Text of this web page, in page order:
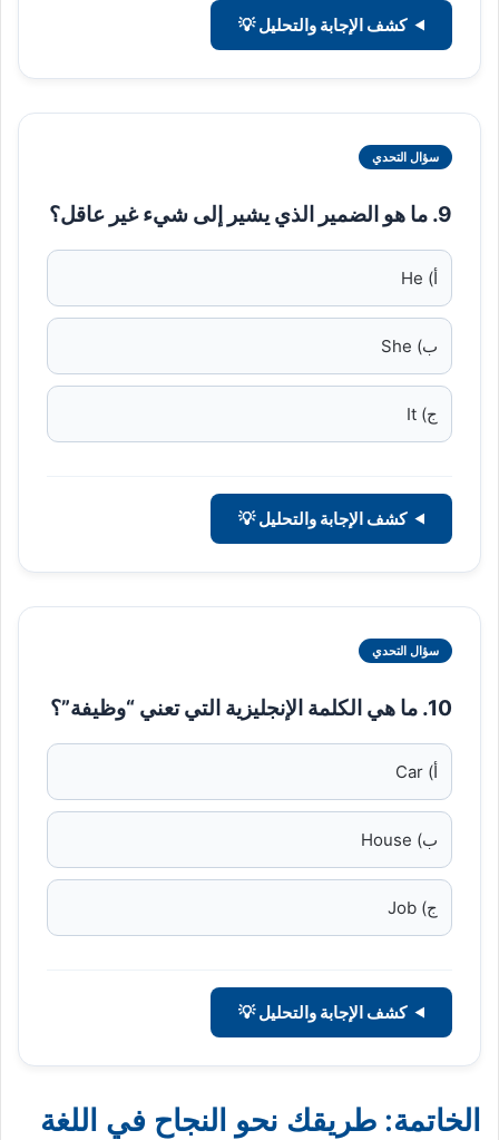
كشف الإجابة والتحليل 💡
سؤال التحدي
9. ما هو الضمير الذي يشير إلى شيء غير عاقل؟
أ) He
ب) She
ج) It
كشف الإجابة والتحليل 💡
سؤال التحدي
10. ما هي الكلمة الإنجليزية التي تعني “وظيفة”؟
أ) Car
ب) House
ج) Job
كشف الإجابة والتحليل 💡
الخاتمة: طريقك نحو النجاح في اللغة